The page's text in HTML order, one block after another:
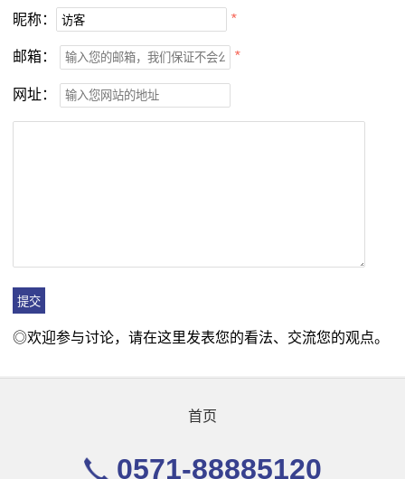
昵称： *
邮箱： *
网址：
◎欢迎参与讨论，请在这里发表您的看法、交流您的观点。
首页
0571-88885120